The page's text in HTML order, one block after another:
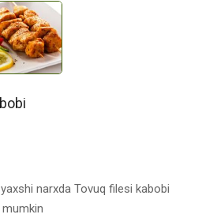
narxda Tovuq filesi kabobi